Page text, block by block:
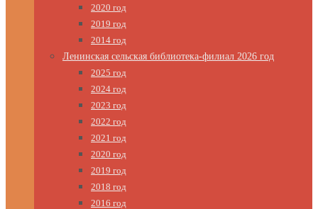
2020 год
2019 год
2014 год
Ленинская сельская библиотека-филиал 2026 год
2025 год
2024 год
2023 год
2022 год
2021 год
2020 год
2019 год
2018 год
2016 год